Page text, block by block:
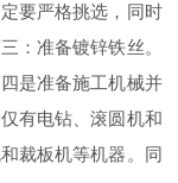
要严格挑选，同时
：准备镀锌铁丝。
是准备施工机械并
有电钻、滚圆机和
裁板机等机器。同